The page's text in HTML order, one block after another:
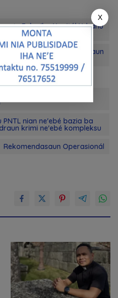
Foka iha Kapitál Urbanu
Politika ba PN Komisaun
Geral da Polisia
nian ne'ebé bazia ba
krimi ne'ebé kompleksu
Rekomendasaun Operasionál
X